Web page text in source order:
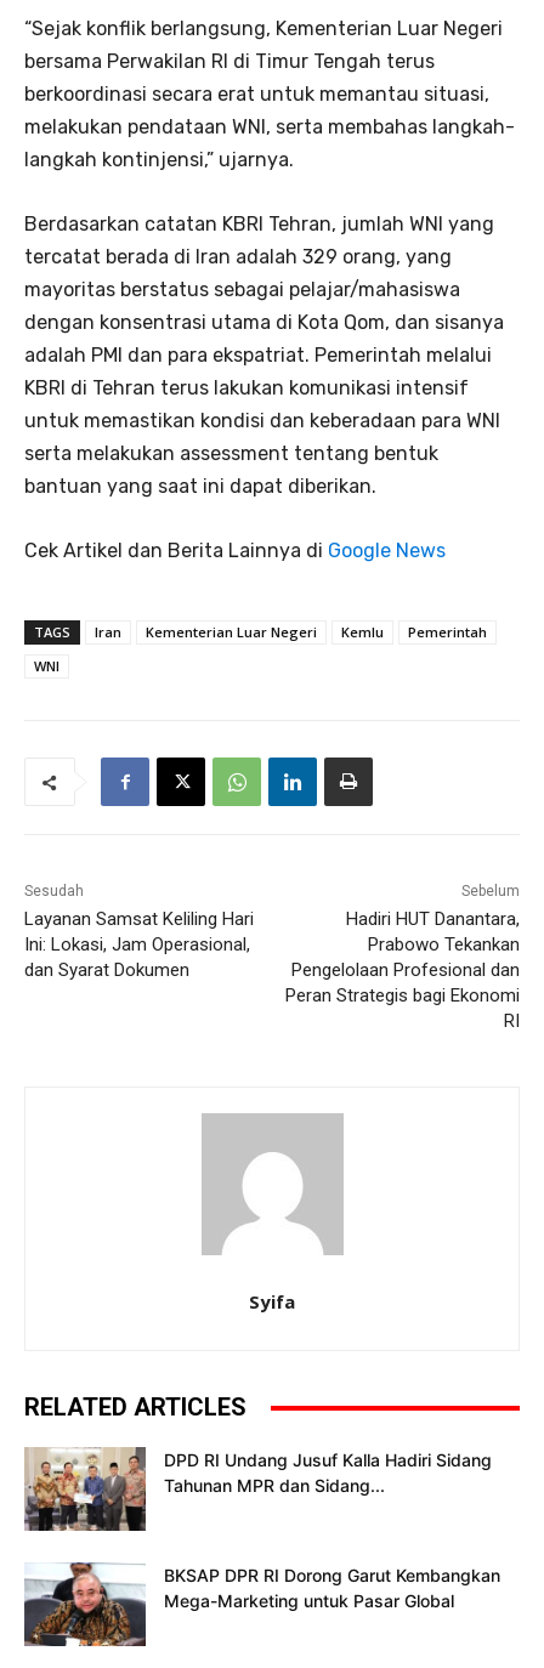
“Sejak konflik berlangsung, Kementerian Luar Negeri
bersama Perwakilan RI di Timur Tengah terus
berkoordinasi secara erat untuk memantau situasi,
melakukan pendataan WNI, serta membahas langkah-
langkah kontinjensi,” ujarnya.
Berdasarkan catatan KBRI Tehran, jumlah WNI yang
tercatat berada di Iran adalah 329 orang, yang
mayoritas berstatus sebagai pelajar/mahasiswa
dengan konsentrasi utama di Kota Qom, dan sisanya
adalah PMI dan para ekspatriat. Pemerintah melalui
KBRI di Tehran terus lakukan komunikasi intensif
untuk memastikan kondisi dan keberadaan para WNI
serta melakukan assessment tentang bentuk
bantuan yang saat ini dapat diberikan.
Cek Artikel dan Berita Lainnya di Google News
TAGS Iran Kementerian Luar Negeri Kemlu
Pemerintah
WNI
Sesudah
Layanan Samsat Keliling Hari
Ini: Lokasi, Jam Operasional,
dan Syarat Dokumen
Sebelum
Hadiri HUT Danantara,
Prabowo Tekankan
Pengelolaan Profesional dan
Peran Strategis bagi Ekonomi
RI
Syifa
RELATED ARTICLES
DPD RI Undang Jusuf Kalla Hadiri Sidang
Tahunan MPR dan Sidang...
BKSAP DPR RI Dorong Garut Kembangkan
Mega-Marketing untuk Pasar Global